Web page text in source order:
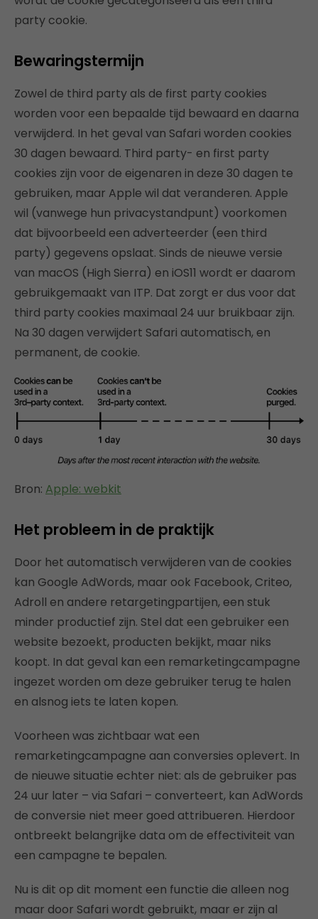
party cookie.
Bewaringstermijn
Zowel de third party als de first party cookies
worden voor een bepaalde tijd bewaard en daarna
verwijderd. In het geval van Safari worden cookies
30 dagen bewaard. Third party- en first party
cookies zijn voor de eigenaren in deze 30 dagen te
gebruiken, maar Apple wil dat veranderen. Apple
wil (vanwege hun privacystandpunt) voorkomen
dat bijvoorbeeld een adverteerder (een third
party) gegevens opslaat. Sinds de nieuwe versie
van macOS (High Sierra) en iOS11 wordt er daarom
gebruikgemaakt van ITP. Dat zorgt er dus voor dat
third party cookies maximaal 24 uur bruikbaar zijn.
Na 30 dagen verwijdert Safari automatisch, en
permanent, de cookie.
Bron: Apple: webkit
Het probleem in de praktijk
Door het automatisch verwijderen van de cookies
kan Google AdWords, maar ook Facebook, Criteo,
Adroll en andere retargetingpartijen, een stuk
minder productief zijn. Stel dat een gebruiker een
website bezoekt, producten bekijkt, maar niks
koopt. In dat geval kan een remarketingcampagne
ingezet worden om deze gebruiker terug te halen
en alsnog iets te laten kopen.
Voorheen was zichtbaar wat een
remarketingcampagne aan conversies oplevert. In
de nieuwe situatie echter niet: als de gebruiker pas
24 uur later – via Safari – converteert, kan AdWords
de conversie niet meer goed attribueren. Hierdoor
ontbreekt belangrijke data om de effectiviteit van
een campagne te bepalen.
Nu is dit op dit moment een functie die alleen nog
maar door Safari wordt gebruikt, maar er zijn al